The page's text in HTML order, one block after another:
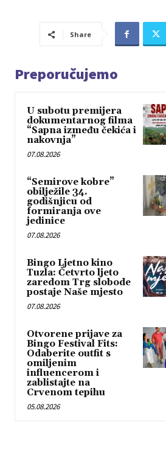
Share
Preporučujemo
U subotu premijera
dokumentarnog filma
“Sapna između čekića i
nakovnja”
07.08.2026
“Semirove kobre”
obilježile 34.
godišnjicu od
formiranja ove
jedinice
07.08.2026
Bingo Ljetno kino
Tuzla: Četvrto ljeto
zaredom Trg slobode
postaje Naše mjesto
07.08.2026
Otvorene prijave za
Bingo Festival Fits:
Odaberite outfit s
omiljenim
influencerom i
zablistajte na
Crvenom tepihu
05.08.2026